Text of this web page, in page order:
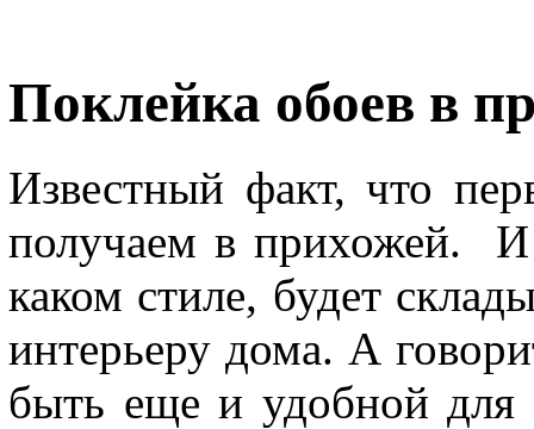
Поклейка обоев в
Известный факт, что
получаем в прихожей. И
каком стиле, будет
интерьеру дома. А
быть еще и удобной для